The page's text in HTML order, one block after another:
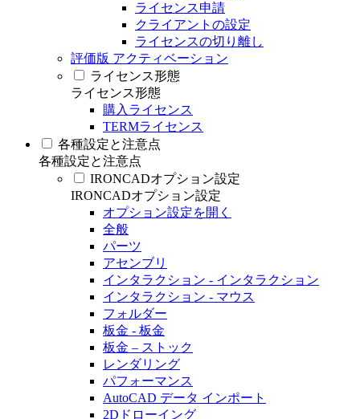
ライセンス申請
クライアントの設定
ライセンスの切り離し
評価版 アクティベーション
ライセンス形態
ライセンス形態
購入ライセンス
TERMライセンス
各種設定と注意点
各種設定と注意点
IRONCADオプション設定
IRONCADオプション設定
オプション設定を開く
全般
パーツ
アセンブリ
インタラクション - インタラクション
インタラクション - マウス
フォルダー
板金 - 板金
板金 – ストック
レンダリング
パフォーマンス
AutoCAD データ インポート
2Dドローイング